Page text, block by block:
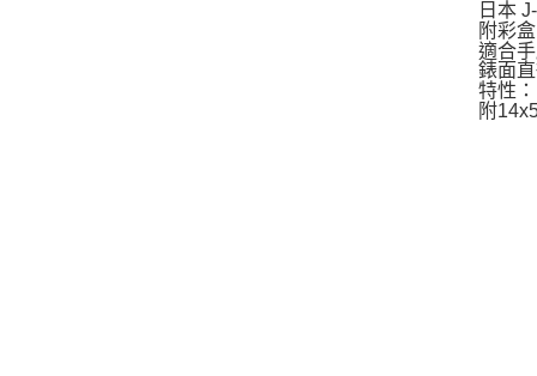
日本
附彩
適合
錶面
特性
附